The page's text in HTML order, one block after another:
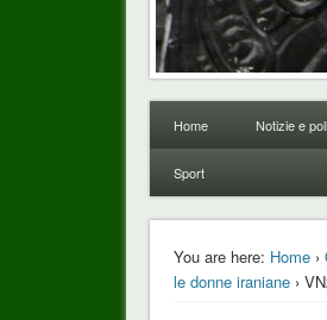
Home Notizie e
Sport
You are here: Home›
le donne iraniane›